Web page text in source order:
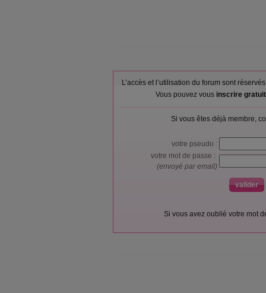
L’accès et l’utilisation du forum sont
Vous pouvez vous inscrire
Si vous êtes déjà membre,
votre pseudo :
votre mot de passe :
(envoyé par email)
Si vous avez oublié votre mot